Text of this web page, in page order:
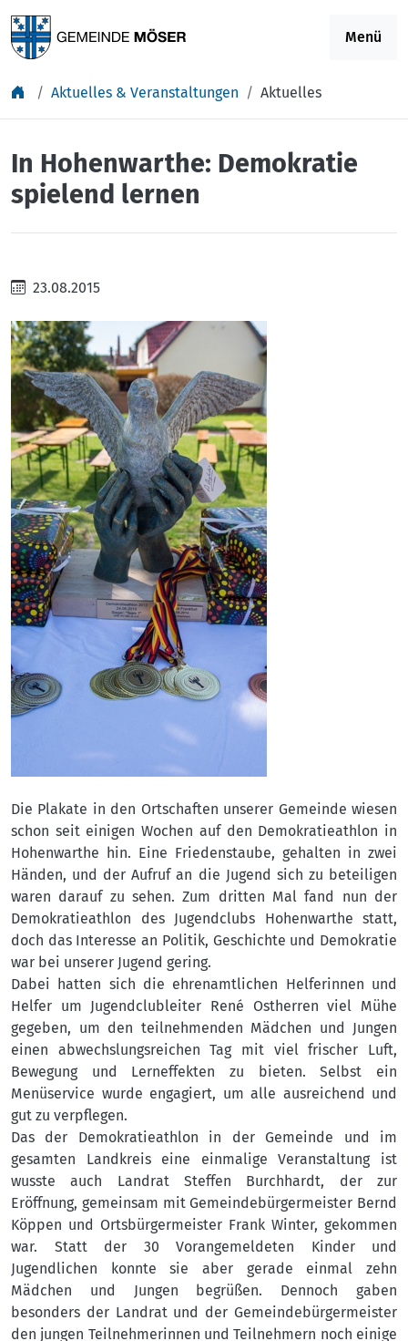
Menü
Aktuelles & Veranstaltungen Aktuelles
In Hohenwarthe: Demokratie
spielend lernen
23.08.2015
Die Plakate in den Ortschaften unserer Gemeinde wiesen
schon seit einigen Wochen auf den Demokratieathlon in
Hohenwarthe hin. Eine Friedenstaube, gehalten in zwei
Händen, und der Aufruf an die Jugend sich zu beteiligen
waren darauf zu sehen. Zum dritten Mal fand nun der
Demokratieathlon des Jugendclubs Hohenwarthe statt,
doch das Interesse an Politik, Geschichte und Demokratie
war bei unserer Jugend gering.
Dabei hatten sich die ehrenamtlichen Helferinnen und
Helfer um Jugendclubleiter René Ostherren viel Mühe
gegeben, um den teilnehmenden Mädchen und Jungen
einen abwechslungsreichen Tag mit viel frischer Luft,
Bewegung und Lerneffekten zu bieten. Selbst ein
Menüservice wurde engagiert, um alle ausreichend und
gut zu verpflegen.
Das der Demokratieathlon in der Gemeinde und im
gesamten Landkreis eine einmalige Veranstaltung ist
wusste auch Landrat Steffen Burchhardt, der zur
Eröffnung, gemeinsam mit Gemeindebürgermeister Bernd
Köppen und Ortsbürgermeister Frank Winter, gekommen
war. Statt der 30 Vorangemeldeten Kinder und
Jugendlichen konnte sie aber gerade einmal zehn
Mädchen und Jungen begrüßen. Dennoch gaben
besonders der Landrat und der Gemeindebürgermeister
den jungen Teilnehmerinnen und Teilnehmern noch einige